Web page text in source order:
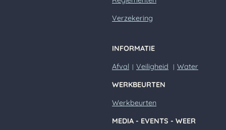
Verzekering
INFORMATIE
Afval | Veiligheid | Water
WERKBEURTEN
Werkbeurten
MEDIA - EVENTS - WEER